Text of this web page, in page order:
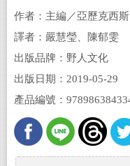
作者：主編／亞歷克西
瑪格麗特 Alexis
譯者：嚴慧瑩、陳郁雯
出版品牌：野人文化
出版日期：2019-05-29
產品編號：